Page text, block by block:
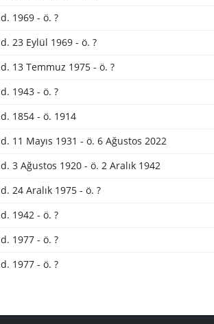
d. 1969 - ö. ?
d. 23 Eylül 1969 - ö. ?
d. 13 Temmuz 1975 - ö. ?
d. 1943 - ö. ?
d. 1854 - ö. 1914
d. 11 Mayıs 1931 - ö. 6 Ağustos 2022
d. 3 Ağustos 1920 - ö. 2 Aralık 1942
d. 24 Aralık 1975 - ö. ?
d. 1942 - ö. ?
d. 1977 - ö. ?
d. 1977 - ö. ?